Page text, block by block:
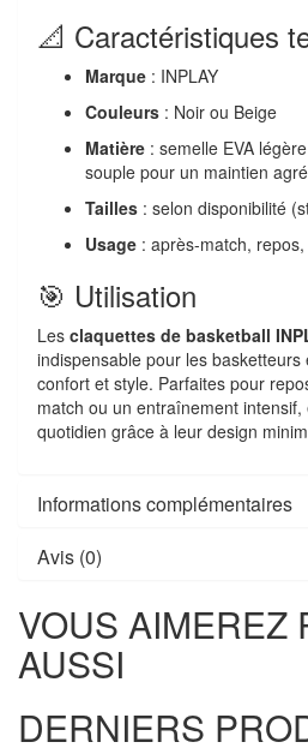
📐 Caractéristiques
Marque : INPLAY
Couleurs : Noir ou Beige
Matière : semelle EVA
souple pour un maintien
Tailles : selon disponibilité
Usage : après-match,
🎯 Utilisation
Les claquettes de basketball
indispensable pour les
confort et style. Parfaites pour
match ou un entraînement
quotidien grâce à leur design
Informations complémentaires
Avis (0)
VOUS AIMEREZ
AUSSI
DERNIERS